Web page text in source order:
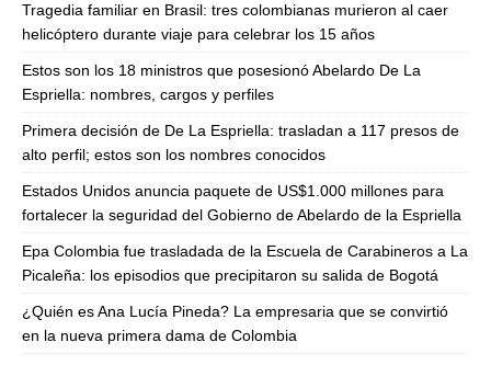
Tragedia familiar en Brasil: tres colombianas murieron al caer
helicóptero durante viaje para celebrar los 15 años
Estos son los 18 ministros que posesionó Abelardo De La
Espriella: nombres, cargos y perfiles
Primera decisión de De La Espriella: trasladan a 117 presos de
alto perfil; estos son los nombres conocidos
Estados Unidos anuncia paquete de US$1.000 millones para
fortalecer la seguridad del Gobierno de Abelardo de la Espriella
Epa Colombia fue trasladada de la Escuela de Carabineros a La
Picaleña: los episodios que precipitaron su salida de Bogotá
¿Quién es Ana Lucía Pineda? La empresaria que se convirtió
en la nueva primera dama de Colombia